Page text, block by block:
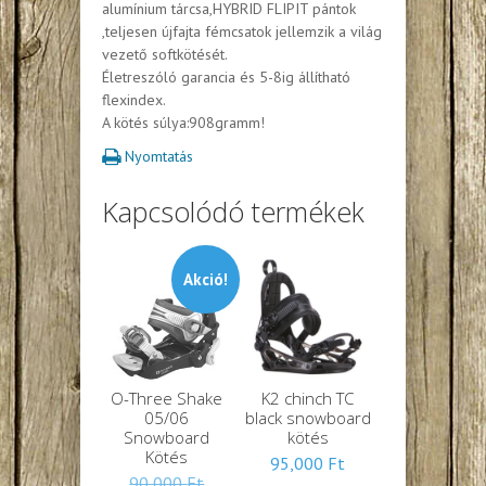
alumínium tárcsa,HYBRID FLIPIT pántok
,teljesen újfajta fémcsatok jellemzik a világ
vezető softkötését.
Életreszóló garancia és 5-8ig állítható
flexindex.
A kötés súlya:908gramm!
Nyomtatás
Kapcsolódó termékek
Akció!
O-Three Shake
05/06
Snowboard
Kötés
Eredeti
K2 chinch TC
black snowboard
kötés
95,000 Ft